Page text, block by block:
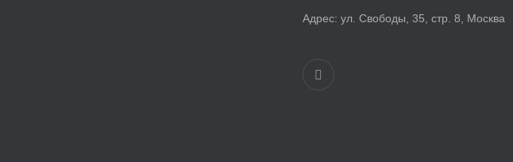
Адрес: ул. Свободы, 35, стр. 8, Москва